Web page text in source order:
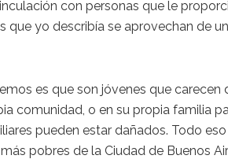
con personas que le
que yo describía se aprovechan de un
es que son jóvenes que carecen
comunidad, o en su propia familia
pueden estar dañados. Todo eso
pobres de la Ciudad de Buenos